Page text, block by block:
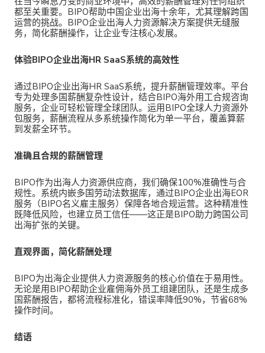
都至关重要。 BIPO帮助中国企业出海十余年，尤其理解跨国
运营的挑战。BIPO企业出海人力资源解决方案提供无缝服
务，简化薪酬操作，让企业专注核心发展。
体验BIPO企业出海HR SaaS系统的高效性
通过BIPO企业出海HR SaaS系统，提升薪酬管理效率。平台
专为处理多国薪酬复杂性设计，结合BIPO海外用工合规咨询
服务，企业可轻松管理全球团队。运用BIPO全球人力资源外
包服务，薪酬流程从多系统操作简化为单一平台，覆盖算薪
到发薪全环节。
准确且合规的薪酬管理
BIPO作为出海人力资源供应商，我们确保100%准确性与合
规性。系统内嵌多国劳动法数据库，通过BIPO企业出海EOR
服务（BIPO名义雇主服务）保障各地合规运营。这种精准性
既降低风险，也建立员工信任——这正是BIPO助力跨国公司
出海扩张的关键。
直观界面，简化薪酬处理
BIPO为出海企业提供人力资源服务的核心价值在于易用性。
无论是用BIPO帮助企业雇佣海外员工组建团队，还是生成多
国薪酬报告，都将流程标准化，错误率降低90%，节省68%
操作时间。
结语